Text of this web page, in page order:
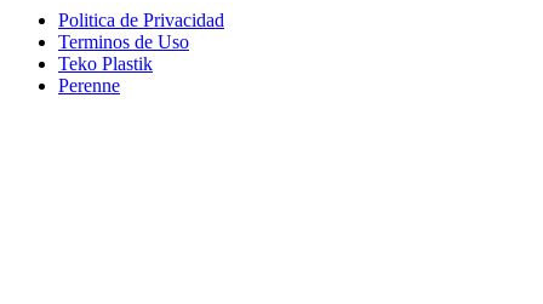
Politica de Privacidad
Terminos de Uso
Teko Plastik
Perenne